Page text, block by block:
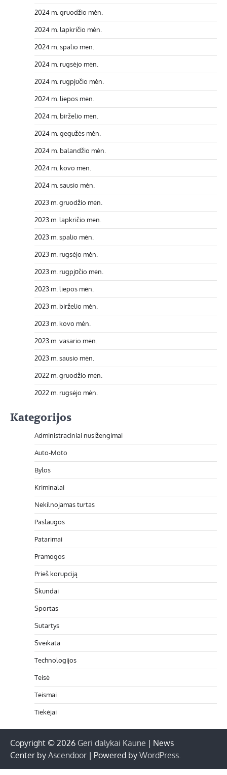
2024 m. gruodžio mėn.
2024 m. lapkričio mėn.
2024 m. spalio mėn.
2024 m. rugsėjo mėn.
2024 m. rugpjūčio mėn.
2024 m. liepos mėn.
2024 m. birželio mėn.
2024 m. gegužės mėn.
2024 m. balandžio mėn.
2024 m. kovo mėn.
2024 m. sausio mėn.
2023 m. gruodžio mėn.
2023 m. lapkričio mėn.
2023 m. spalio mėn.
2023 m. rugsėjo mėn.
2023 m. rugpjūčio mėn.
2023 m. liepos mėn.
2023 m. birželio mėn.
2023 m. kovo mėn.
2023 m. vasario mėn.
2023 m. sausio mėn.
2022 m. gruodžio mėn.
2022 m. rugsėjo mėn.
Kategorijos
Administraciniai nusižengimai
Auto-Moto
Bylos
Kriminalai
Nekilnojamas turtas
Paslaugos
Patarimai
Pramogos
Prieš korupciją
Skundai
Sportas
Sutartys
Sveikata
Technologijos
Teisė
Teismai
Tiekėjai
Copyright © 2026 Geri dalykai Kaune | News
Center by Ascendoor | Powered by WordPress.